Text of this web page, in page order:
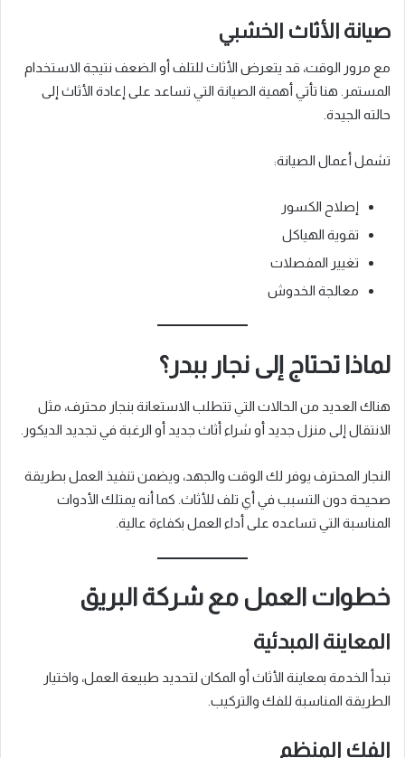
صيانة الأثاث الخشبي
مع مرور الوقت، قد يتعرض الأثاث للتلف أو الضعف نتيجة الاستخدام
المستمر. هنا تأتي أهمية الصيانة التي تساعد على إعادة الأثاث إلى
حالته الجيدة.
تشمل أعمال الصيانة:
إصلاح الكسور
تقوية الهياكل
تغيير المفصلات
معالجة الخدوش
لماذا تحتاج إلى نجار ببدر؟
هناك العديد من الحالات التي تتطلب الاستعانة بنجار محترف، مثل
الانتقال إلى منزل جديد أو شراء أثاث جديد أو الرغبة في تجديد الديكور.
النجار المحترف يوفر لك الوقت والجهد، ويضمن تنفيذ العمل بطريقة
صحيحة دون التسبب في أي تلف للأثاث. كما أنه يمتلك الأدوات
المناسبة التي تساعده على أداء العمل بكفاءة عالية.
خطوات العمل مع شركة البريق
المعاينة المبدئية
تبدأ الخدمة بمعاينة الأثاث أو المكان لتحديد طبيعة العمل، واختيار
الطريقة المناسبة للفك والتركيب.
الفك المنظم